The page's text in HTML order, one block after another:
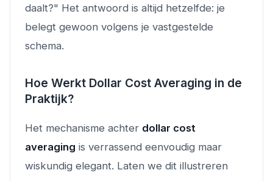
daalt?" Het antwoord is altijd hetzelfde: je
belegt gewoon volgens je vastgestelde
schema.
Hoe Werkt Dollar Cost Averaging in de
Praktijk?
Het mechanisme achter dollar cost
averaging is verrassend eenvoudig maar
wiskundig elegant. Laten we dit illustreren